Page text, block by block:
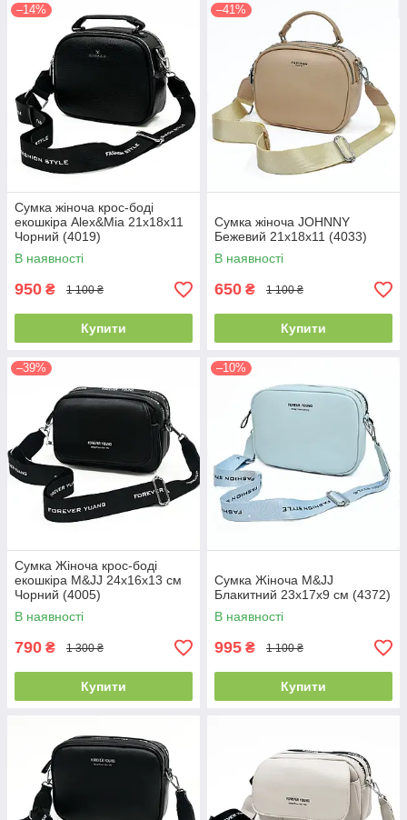
–14%
Сумка жіноча крос-боді
екошкіра Alex&Mia 21х18х11
Чорний (4019)
В наявності
950 ₴ 1 100 ₴
Купити
–41%
Сумка жіноча JOHNNY
Бежевий 21х18х11 (4033)
В наявності
650 ₴ 1 100 ₴
Купити
–39%
Сумка Жіноча крос-боді
екошкіра M&JJ 24х16х13 см
Чорний (4005)
В наявності
790 ₴ 1 300 ₴
Купити
–10%
Сумка Жіноча M&JJ
Блакитний 23х17х9 см (4372)
В наявності
995 ₴ 1 100 ₴
Купити